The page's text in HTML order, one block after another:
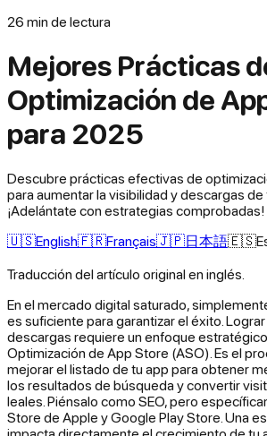
26 min de lectura
Mejores Prácticas
Optimización de
para 2025
Descubre prácticas efectivas de
para aumentar la visibilidad y descargas de
¡Adelántate con estrategias comprobadas!
🇺🇸English🇫🇷Français🇯🇵日本語🇪🇸
Traducción del artículo original en inglés.
En el mercado digital saturado,
es suficiente para garantizar el éxito.
descargas requiere un enfoque
Optimización de App Store (ASO). Es el
mejorar el listado de tu app para obtener
los resultados de búsqueda y convertir
leales. Piénsalo como SEO, pero
Store de Apple y Google Play Store. Una